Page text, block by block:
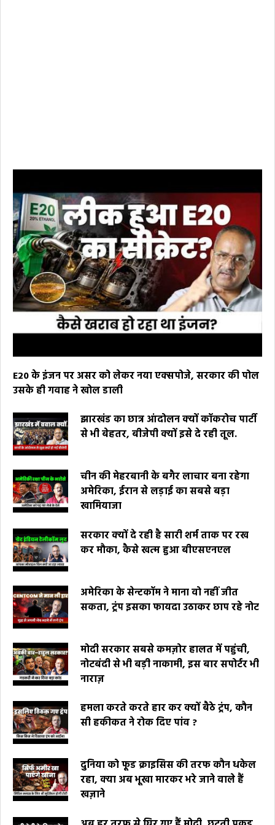
E20 के इंजन पर असर को लेकर नया एक्सपोजे, सरकार की पोल
उसके ही गवाह ने खोल डाली
झारखंड का छात्र आंदोलन क्यों कॉकरोच पार्टी
से भी बेहतर, बीजेपी क्यों इसे दे रही तूल.
चीन की मेहरबानी के बगैर लाचार बना रहेगा
अमेरिका, ईरान से लड़ाई का सबसे बड़ा
खामियाजा
सरकार क्यों दे रही है सारी शर्म ताक पर रख
कर मौका, कैसे खत्म हुआ बीएसएनएल
अमेरिका के सेन्टकॉम ने माना वो नहीं जीत
सकता, ट्रंप इसका फायदा उठाकर छाप रहे नोट
मोदी सरकार सबसे कमज़ोर हालत में पहुंची,
नोटबंदी से भी बड़ी नाकामी, इस बार सपोर्टर भी
नाराज़
हमला करते करते हार कर क्यों बैठे ट्रंप, कौन
सी हकीकत ने रोक दिए पांव ?
दुनिया को फूड क्राइसिस की तरफ कौन धकेल
रहा, क्या अब भूखा मारकर भरे जाने वाले हैं
खज़ाने